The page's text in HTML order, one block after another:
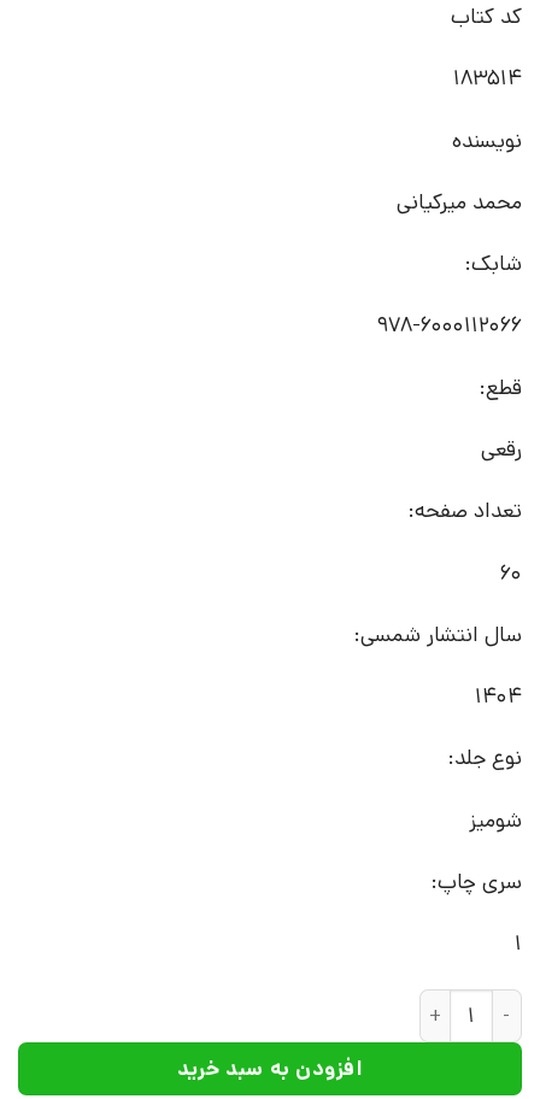
کد کتاب
183514
نویسنده
محمد میرکیانی
شابک:
978-6000112066
قطع:
رقعی
تعداد صفحه:
60
سال انتشار شمسی:
1404
نوع جلد:
شومیز
سری چاپ:
1
کتاب پهلوان و شیر | انتشارات کانون پرورش فکری کودکان و
افزودن به سبد خرید